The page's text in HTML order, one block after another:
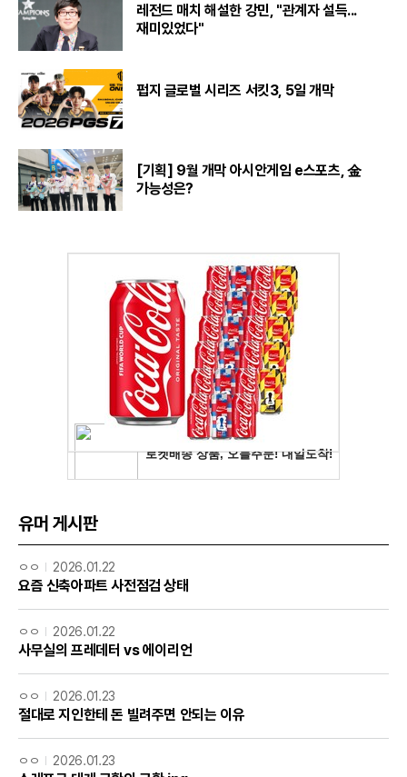
레전드 매치 해설한 강민, "관계자 설득...
재미있었다"
펍지 글로벌 시리즈 서킷3, 5일 개막
[기획] 9월 개막 아시안게임 e스포츠, 金
가능성은?
유머 게시판
ㅇㅇ 2026.01.22
요즘 신축아파트 사전점검 상태
ㅇㅇ 2026.01.22
사무실의 프레데터 vs 에이리언
ㅇㅇ 2026.01.23
절대로 지인한테 돈 빌려주면 안되는 이유
ㅇㅇ 2026.01.23